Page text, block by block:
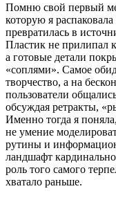
Помню свой первый
которую я
превратилась в
Пластик не прилипал
а готовые детали
«соплями». Самое
творчество, а на
пользователи
обсуждая ретракты,
Именно тогда я
не умение
рутины и
ландшафт
роль того самого
хватало раньше.